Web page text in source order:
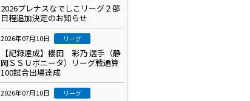
2026プレナスなでしこリーグ２部
日程追加決定のお知らせ
2026年07月10日 リーグ
【記録達成】櫻田 彩乃 選手（静
岡ＳＳＵボニータ）リーグ戦通算
100試合出場達成
2026年07月10日 リーグ